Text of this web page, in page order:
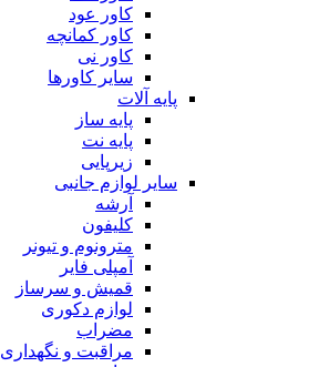
کاور عود
کاور کمانچه
کاور نی
سایر کاورها
پایه آلات
پایه ساز
پایه نت
زیرپایی
سایر لوازم جانبی
آرشه
کلیفون
مترونوم و تیونر
آمپلی فایر
قمیش و سرساز
لوازم دکوری
مضراب
مراقبت و نگهداری